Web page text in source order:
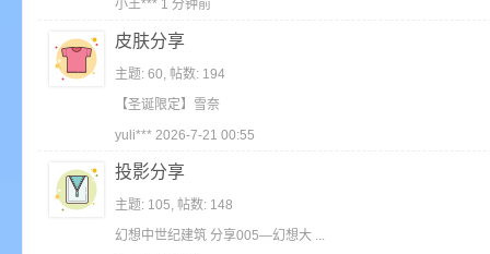
小王*** 1 分钟前
皮肤分享
主题: 60, 帖数: 194
【圣诞限定】雪奈
yuli*** 2026-7-21 00:55
投影分享
主题: 105, 帖数: 148
幻想中世纪建筑 分享005—幻想大 ...